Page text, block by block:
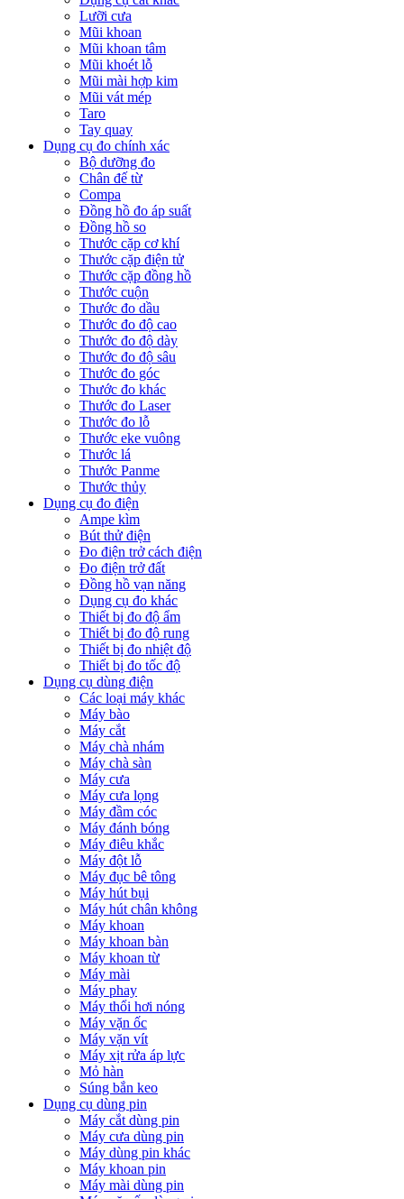
Lưỡi cưa
Mũi khoan
Mũi khoan tâm
Mũi khoét lỗ
Mũi mài hợp kim
Mũi vát mép
Taro
Tay quay
Dụng cụ đo chính xác
Bộ dưỡng đo
Chân đế từ
Compa
Đồng hồ đo áp suất
Đồng hồ so
Thước cặp cơ khí
Thước cặp điện tử
Thước cặp đồng hồ
Thước cuộn
Thước đo dầu
Thước đo độ cao
Thước đo độ dày
Thước đo độ sâu
Thước đo góc
Thước đo khác
Thước đo Laser
Thước đo lỗ
Thước eke vuông
Thước lá
Thước Panme
Thước thủy
Dụng cụ đo điện
Ampe kìm
Bút thử điện
Đo điện trở cách điện
Đo điện trở đất
Đồng hồ vạn năng
Dụng cụ đo khác
Thiết bị đo độ ẩm
Thiết bị đo độ rung
Thiết bị đo nhiệt độ
Thiết bị đo tốc độ
Dụng cụ dùng điện
Các loại máy khác
Máy bào
Máy cắt
Máy chà nhám
Máy chà sàn
Máy cưa
Máy cưa lọng
Máy đầm cóc
Máy đánh bóng
Máy điêu khắc
Máy đột lỗ
Máy đục bê tông
Máy hút bụi
Máy hút chân không
Máy khoan
Máy khoan bàn
Máy khoan từ
Máy mài
Máy phay
Máy thổi hơi nóng
Máy vặn ốc
Máy vặn vít
Máy xịt rửa áp lực
Mỏ hàn
Súng bắn keo
Dụng cụ dùng pin
Máy cắt dùng pin
Máy cưa dùng pin
Máy dùng pin khác
Máy khoan pin
Máy mài dùng pin